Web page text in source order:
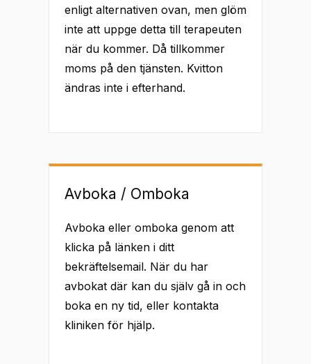
enligt alternativen ovan, men glöm
inte att uppge detta till terapeuten
när du kommer. Då tillkommer
moms på den tjänsten. Kvitton
ändras inte i efterhand.
Avboka / Omboka
Avboka eller omboka genom att
klicka på länken i ditt
bekräftelsemail. När du har
avbokat där kan du själv gå in och
boka en ny tid, eller kontakta
kliniken för hjälp.